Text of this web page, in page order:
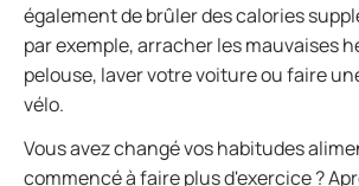
également de brûler des calories
par exemple, arracher les mauvaises
pelouse, laver votre voiture ou faire
vélo.
Vous avez changé vos habitudes
commencé à faire plus d'exercice ?